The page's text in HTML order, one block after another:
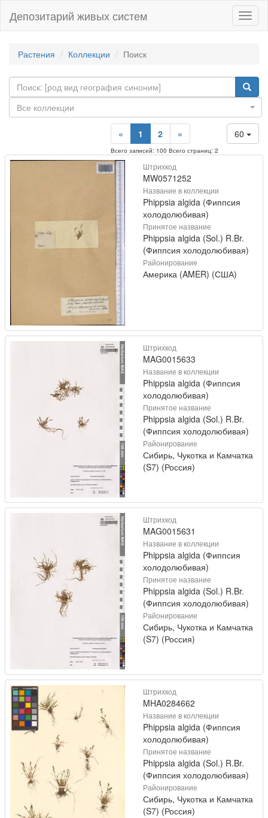
Депозитарий живых систем
Растения Коллекции Поиск
Все коллекции
60
« 1 2 »
Всего записей: 100 Всего страниц: 2
Штрихкод
MW0571252
Название в коллекции
Phippsia algida (Фиппсия
холодолюбивая)
Принятое название
Phippsia algida (Sol.) R.Br.
(Фиппсия холодолюбивая)
Районирование
Америка (AMER) (США)
Штрихкод
MAG0015633
Название в коллекции
Phippsia algida (Фиппсия
холодолюбивая)
Принятое название
Phippsia algida (Sol.) R.Br.
(Фиппсия холодолюбивая)
Районирование
Сибирь, Чукотка и Камчатка
(S7) (Россия)
Штрихкод
MAG0015631
Название в коллекции
Phippsia algida (Фиппсия
холодолюбивая)
Принятое название
Phippsia algida (Sol.) R.Br.
(Фиппсия холодолюбивая)
Районирование
Сибирь, Чукотка и Камчатка
(S7) (Россия)
Штрихкод
MHA0284662
Название в коллекции
Phippsia algida (Фиппсия
холодолюбивая)
Принятое название
Phippsia algida (Sol.) R.Br.
(Фиппсия холодолюбивая)
Районирование
Сибирь, Чукотка и Камчатка
(S7) (Россия)